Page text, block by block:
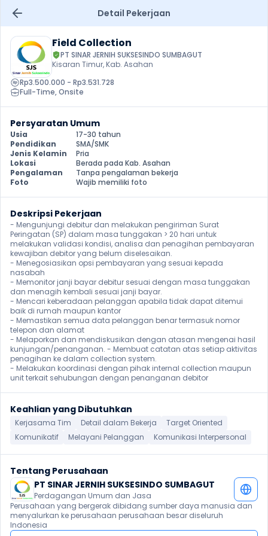
Detail Pekerjaan
Field Collection
PT SINAR JERNIH SUKSESINDO SUMBAGUT
Kisaran Timur, Kab. Asahan
Rp3.500.000 - Rp3.531.728
Full-Time, Onsite
Persyaratan Umum
Usia
17-30 tahun
Pendidikan
SMA/SMK
Jenis Kelamin
Pria
Lokasi
Berada pada Kab. Asahan
Pengalaman
Tanpa pengalaman bekerja
Foto
Wajib memiliki foto
Deskripsi Pekerjaan
- Mengunjungi debitur dan melakukan pengiriman Surat
Peringatan (SP) dalam masa tunggakan > 20 hari untuk
melakukan validasi kondisi, analisa dan penagihan pembayaran
kewajiban debitor yang belum diselesaikan.
- Menegosiasikan opsi pembayaran yang sesuai kepada
nasabah
- Memonitor janji bayar debitur sesuai dengan masa tunggakan
dan menagih kembali sesuai janji bayar.
- Mencari keberadaan pelanggan apabila tidak dapat ditemui
baik di rumah maupun kantor
- Memastikan semua data pelanggan benar termasuk nomor
telepon dan alamat
- Melaporkan dan mendiskusikan dengan atasan mengenai hasil
kunjungan/penanganan. - Membuat catatan atas setiap aktivitas
penagihan ke dalam collection system.
- Melakukan koordinasi dengan pihak internal collection maupun
unit terkait sehubungan dengan penanganan debitor
Keahlian yang Dibutuhkan
Kerjasama Tim Detail dalam Bekerja
Target Oriented
Komunikatif
Melayani Pelanggan Komunikasi Interpersonal
Tentang Perusahaan
PT SINAR JERNIH SUKSESINDO SUMBAGUT
Perdagangan Umum dan Jasa
Perusahaan yang bergerak dibidang sumber daya manusia dan
menyalurkan ke perusahaan perusahaan besar diseluruh
Indonesia